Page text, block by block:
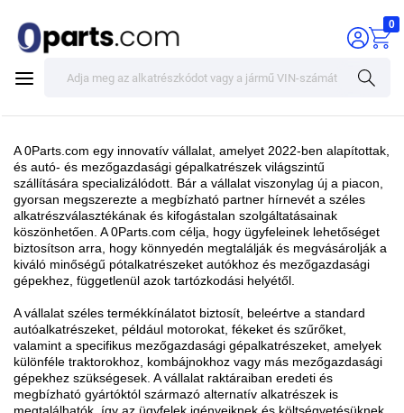
0
A 0Parts.com egy innovatív vállalat, amelyet 2022-ben alapítottak,
és autó- és mezőgazdasági gépalkatrészek világszintű
szállítására specializálódott. Bár a vállalat viszonylag új a piacon,
gyorsan megszerezte a megbízható partner hírnevét a széles
alkatrészválasztékának és kifogástalan szolgáltatásainak
köszönhetően. A 0Parts.com célja, hogy ügyfeleinek lehetőséget
biztosítson arra, hogy könnyedén megtalálják és megvásárolják a
kiváló minőségű pótalkatrészeket autókhoz és mezőgazdasági
gépekhez, függetlenül azok tartózkodási helyétől.
A vállalat széles termékkínálatot biztosít, beleértve a standard
autóalkatrészeket, például motorokat, fékeket és szűrőket,
valamint a specifikus mezőgazdasági gépalkatrészeket, amelyek
különféle traktorokhoz, kombájnokhoz vagy más mezőgazdasági
gépekhez szükségesek. A vállalat raktáraiban eredeti és
megbízható gyártóktól származó alternatív alkatrészek is